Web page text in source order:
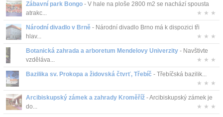
Atrakce
O nás
Kontakt
Zábavní park Bongo - V hale na ploše 2800 m2 se nachází spousta
atrakc...
★ ★ ★
Národní divadlo v Brně - Národní divadlo Brno má k dispozici tři
hlav...
★ ★ ★
Botanická zahrada a arboretum Mendelovy Univerzity - Navštivte
vzděláva...
★ ★ ★
Bazilika sv. Prokopa a židovská čtvrť, Třebíč - Třebíčská bazilik...
★ ★ ★
Arcibiskupský zámek a zahrady Kroměříž - Arcibiskupský zámek je
do...
★ ★ ★